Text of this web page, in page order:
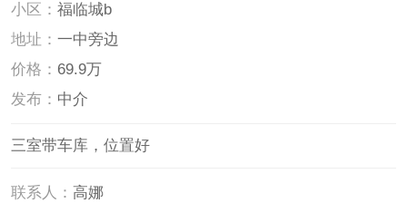
小区：福临城b
地址：一中旁边
价格： 69.9万
发布： 中介
三室带车库，位置好
联系人：高娜